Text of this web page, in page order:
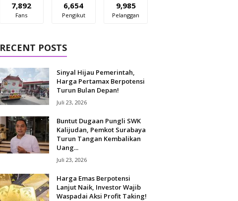
7,892
Fans
6,654
Pengikut
9,985
Pelanggan
RECENT POSTS
Sinyal Hijau Pemerintah,
Harga Pertamax Berpotensi
Turun Bulan Depan!
Juli 23, 2026
Buntut Dugaan Pungli SWK
Kalijudan, Pemkot Surabaya
Turun Tangan Kembalikan
Uang...
Juli 23, 2026
Harga Emas Berpotensi
Lanjut Naik, Investor Wajib
Waspadai Aksi Profit Taking!